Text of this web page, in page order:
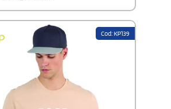
twill di
pettinato
Cod: KP139